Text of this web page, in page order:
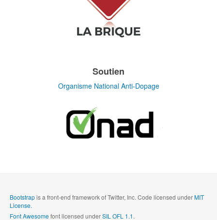
Soutien
Organisme National Anti-Dopage
Bootstrapis a front-end framework of Twitter, Inc. Code licensed underMIT
License.
Font Awesomefont licensed underSIL OFL 1.1.